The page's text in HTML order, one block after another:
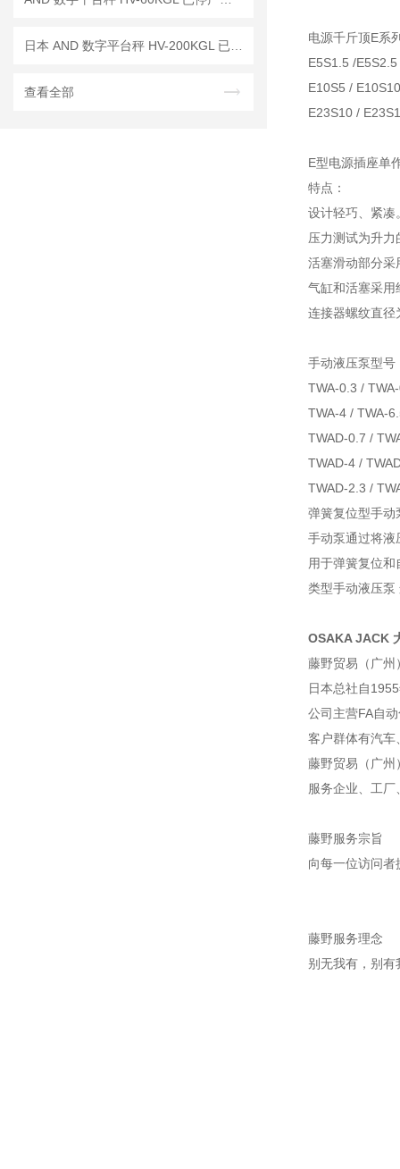
查看全部
电源千斤顶E系
E5S1.5 /
E10S5 /
E23S10 /
E型电源插座单
特点：
设计轻巧、紧凑
压力测试为升
活塞滑动部分采
气缸和活塞采用
连接器螺纹直径
手动液压泵型号
TWA-0.3 /
TWA-4 / TWA-
TWAD-0.7 /
TWAD-4 /
TWAD-2.3 /
弹簧复位型手动
手动泵通过将液
用于弹簧复位
类型手动液压泵
OSAKA JACK
藤野贸易（广州
日本总社自
公司主营FA自
客户群体有汽车
藤野贸易（广州
服务企业、工
藤野服务宗旨
向每一位访问
藤野服务理念
别无我有，别